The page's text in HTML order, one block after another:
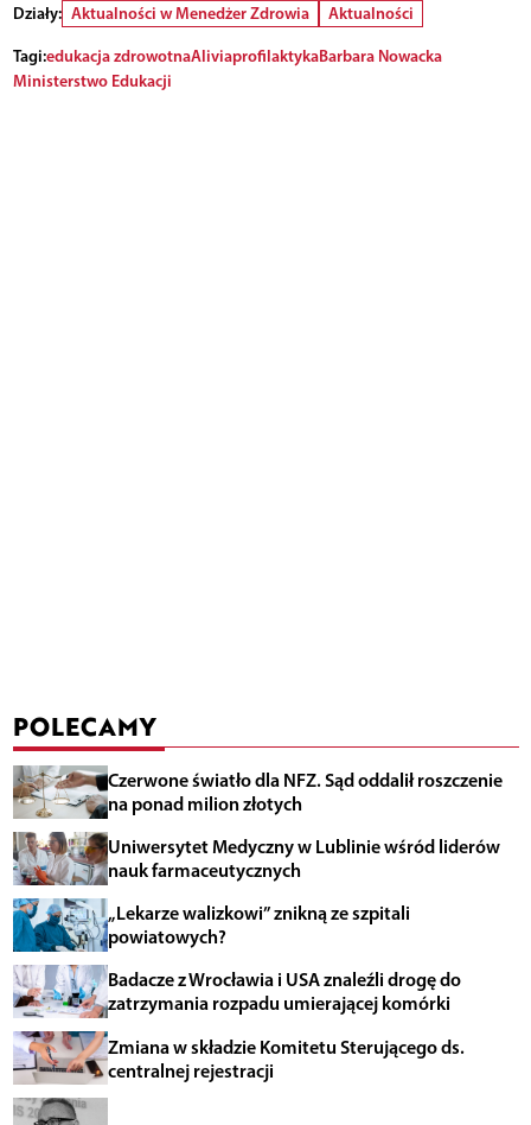
Działy: Aktualności w Menedżer Zdrowia
Aktualności
Tagi:edukacja zdrowotnaAliviaprofilaktykaBarbara Nowacka
Ministerstwo Edukacji
POLECAMY
Czerwone światło dla NFZ. Sąd oddalił roszczenie
na ponad milion złotych
Uniwersytet Medyczny w Lublinie wśród liderów
nauk farmaceutycznych
„Lekarze walizkowi” znikną ze szpitali
powiatowych?
Badacze z Wrocławia i USA znaleźli drogę do
zatrzymania rozpadu umierającej komórki
Zmiana w składzie Komitetu Sterującego ds.
centralnej rejestracji